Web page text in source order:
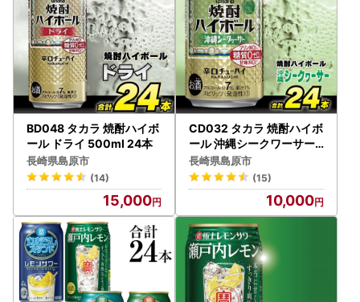
BD048 タカラ 焼酎ハイボ
ール ドライ 500ml 24本
長崎県島原市
(14)
15,000
CD032 タカラ 焼酎ハイボ
ール 沖縄シークワーサー
350ml 24本
長崎県島原市
(15)
10,000